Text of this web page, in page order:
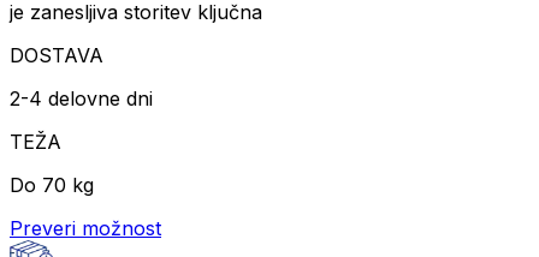
je zanesljiva storitev ključna
DOSTAVA
2-4 delovne dni
TEŽA
Do 70 kg
Preveri možnost